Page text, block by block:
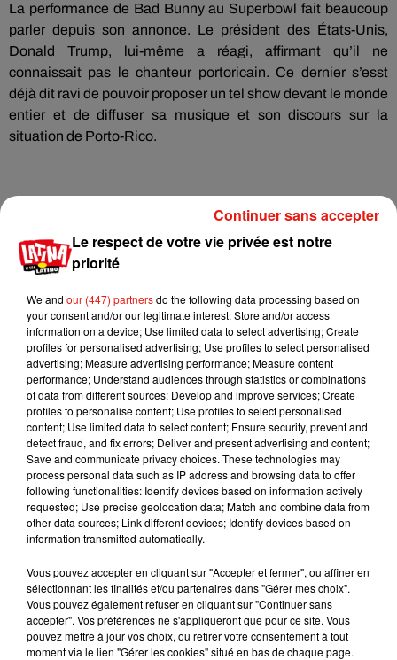
La performance de Bad Bunny au Superbowl fait beaucoup
parler depuis son annonce. Le président des États-Unis,
Donald Trump, lui-même a réagi, affirmant qu’il ne
connaissait pas le chanteur portoricain. Ce dernier s’esst
déjà dit ravi de pouvoir proposer un tel show devant le monde
entier et de diffuser sa musique et son discours sur la
situation de Porto-Rico.
Musique
6 août 2026
album… avec des invités...
Le respect de votre vie privée est notre
priorité
We and our (447) partnersdo the following data processing based on
your consent and/or our legitimate interest: Store and/or access
information on a device; Use limited data to select advertising; Create
profiles for personalised advertising; Use profiles to select personalised
advertising; Measure advertising performance; Measure content
performance; Understand audiences through statistics or combinations
of data from different sources; Develop and improve services; Create
profiles to personalise content; Use profiles to select personalised
content; Use limited data to select content; Ensure security, prevent and
detect fraud, and fix errors; Deliver and present advertising and content;
Save and communicate privacy choices. These technologies may
process personal data such as IP address and browsing data to offer
following functionalities: Identify devices based on information actively
requested; Use precise geolocation data; Match and combine data from
other data sources; Link different devices; Identify devices based on
information transmitted automatically.
Vous pouvez accepter en cliquant sur "Accepter et fermer", ou affiner en
sélectionnant les finalités et/ou partenaires dans "Gérer mes choix".
Vous pouvez également refuser en cliquant sur "Continuer sans
accepter". Vos préférences ne s'appliqueront que pour ce site. Vous
pouvez mettre à jour vos choix, ou retirer votre consentement à tout
moment via le lien "Gérer les cookies" situé en bas de chaque page.
Continuer sans accepter